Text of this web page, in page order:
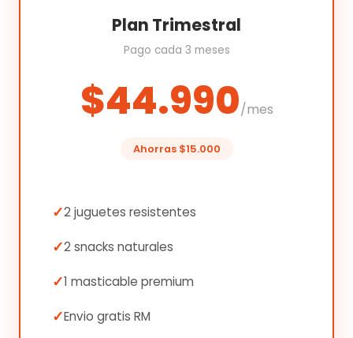
Plan Trimestral
Pago cada 3 meses
$44.990/mes
Ahorras $15.000
2 juguetes resistentes
2 snacks naturales
1 masticable premium
Envio gratis RM